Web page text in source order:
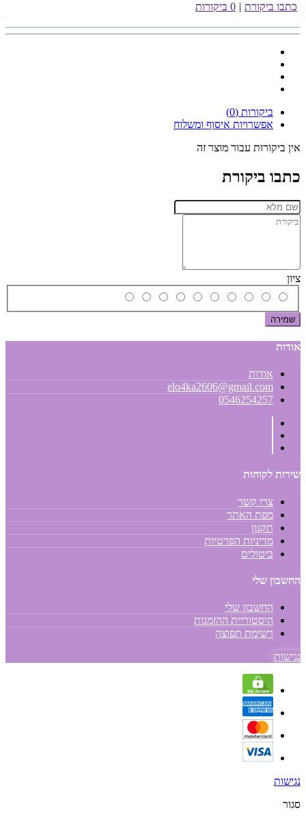
כתבו ביקורת | 0 ביקורות
ביקורות (0)
אפשרויות איסוף ומשלוח
אין ביקורות עבור מוצר זה
כתבו ביקורת
ציון
שמירה
אודות
אודות
elo4ka2606@gmail.com
0546254257
שירות לקוחות
צרו קשר
מפת האתר
תקנון
מדיניות הפרטיות
ביטולים
החשבון שלי
החשבון שלי
היסטוריית ההזמנות
רשימת תפוצה
נגישות
נגישות
סגור